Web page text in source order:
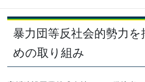
暴力団等反社会的勢力を
めの取り組み